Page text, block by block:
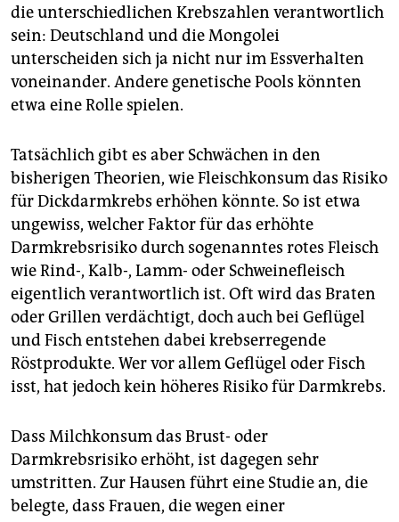
die unterschiedlichen Krebszahlen verantwortlich
sein: Deutschland und die Mongolei
unterscheiden sich ja nicht nur im Essverhalten
voneinander. Andere genetische Pools könnten
etwa eine Rolle spielen.
Tatsächlich gibt es aber Schwächen in den
bisherigen Theorien, wie Fleischkonsum das Risiko
für Dickdarmkrebs erhöhen könnte. So ist etwa
ungewiss, welcher Faktor für das erhöhte
Darmkrebsrisiko durch sogenanntes rotes Fleisch
wie Rind-, Kalb-, Lamm- oder Schweinefleisch
eigentlich verantwortlich ist. Oft wird das Braten
oder Grillen verdächtigt, doch auch bei Geflügel
und Fisch entstehen dabei krebserregende
Röstprodukte. Wer vor allem Geflügel oder Fisch
isst, hat jedoch kein höheres Risiko für Darmkrebs.
Dass Milchkonsum das Brust- oder
Darmkrebsrisiko erhöht, ist dagegen sehr
umstritten. Zur Hausen führt eine Studie an, die
belegte, dass Frauen, die wegen einer